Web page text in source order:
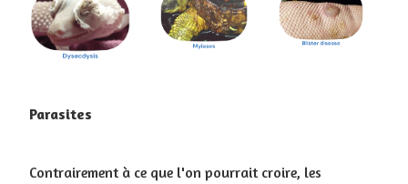
Parasites
Contrairement à ce que l'on pourrait croire, les